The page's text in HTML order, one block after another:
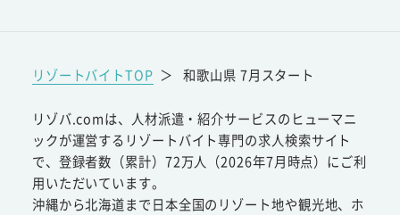
リゾートバイトTOP ＞ 和歌山県 7月スタート
リゾバ.comは、人材派遣・紹介サービスのヒューマニ
ックが運営するリゾートバイト専門の求人検索サイト
で、登録者数（累計）72万人（2026年7月時点）にご利
用いただいています。
沖縄から北海道まで日本全国のリゾート地や観光地、ホ